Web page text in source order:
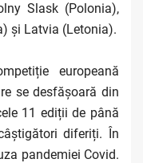
Slask (Polonia),
și Latvia (Letonia).
europeană
se desfășoară din
11 ediții de până
diferiți. În
pandemiei Covid.